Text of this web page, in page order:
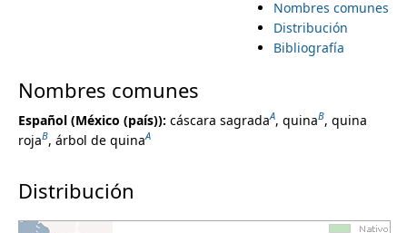
a
r
t
Nombres comunes
Distribución
Bibliografía
Nombres comunes
Español (México (país)): cáscara sagradaA, quinaB, quina
rojaB, árbol de quinaA
Distribución
e
n
u
Plumbaginaceae
Poaceae
Podostemaceae
Polemoniaceae
Polygonaceae
Pontederiaceae
Portulacaceae